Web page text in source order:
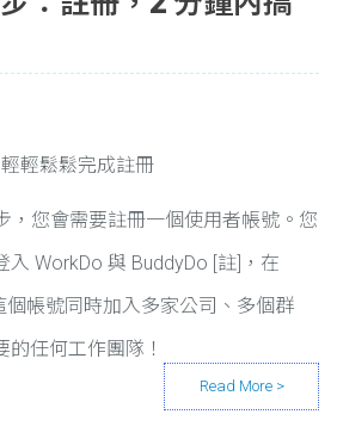
輕鬆鬆完成註冊
，您會需要註冊一個使用者帳號。您
入 WorkDo 與 BuddyDo [註]，在
帳號同時加入多家公司、多個群
任何工作團隊！